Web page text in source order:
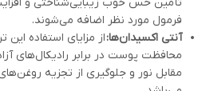
فرمول مورد نظر اضافه می‌شوند.
آنتی اکسیدان‌ها:از مزایای استفاده این
محافظت پوست در برابر رادیکال‌های
مقابل نور و جلوگیری از تجزیه